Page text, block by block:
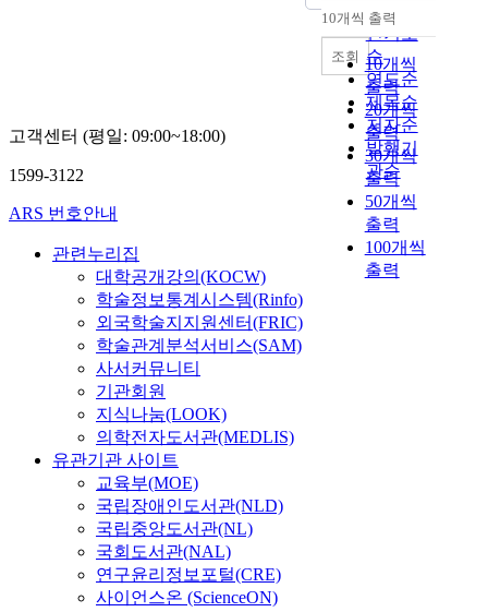
순
인기도
순
연도순
제목순
저자순
발행기
관순
내림차순
10개씩 출력
10개씩
출력
20개씩
출력
30개씩
출력
50개씩
출력
100개씩
출력
조회
고객센터 (평일: 09:00~18:00)
1599-3122
ARS 번호안내
관련누리집
대학공개강의(KOCW)
학술정보통계시스템(Rinfo)
외국학술지지원센터(FRIC)
학술관계분석서비스(SAM)
사서커뮤니티
기관회원
지식나눔(LOOK)
의학전자도서관(MEDLIS)
유관기관 사이트
교육부(MOE)
국립장애인도서관(NLD)
국립중앙도서관(NL)
국회도서관(NAL)
연구윤리정보포털(CRE)
사이언스온 (ScienceON)